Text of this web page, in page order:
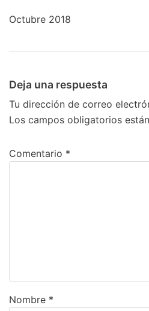
Octubre 2018
Deja una respuesta
Tu dirección de correo
Los campos obligatorios
Comentario *
Nombre *